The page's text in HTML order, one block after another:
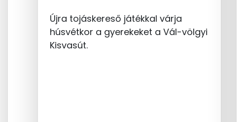
Újra tojáskereső játékkal várja
húsvétkor a gyerekeket a Vál-völgyi
Kisvasút.